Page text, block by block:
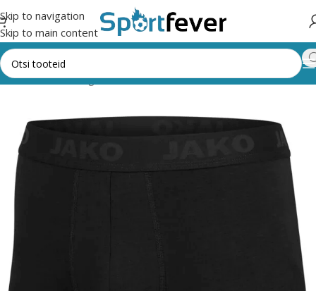
Skip to navigation
Skip to main content
Esileht Kõik kategooriad Riided, mütsid, kindad